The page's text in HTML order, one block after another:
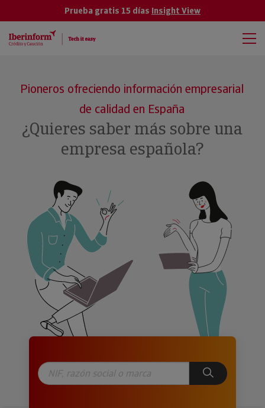
Prueba gratis 15 días Insight View
Pioneros ofreciendo información empresarial
de calidad en España
¿Quieres saber más sobre una
empresa española?